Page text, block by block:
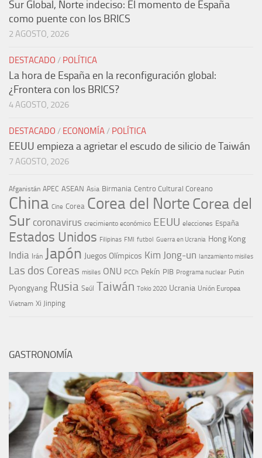
Sur Global, Norte indeciso: El momento de España
como puente con los BRICS
2 AGOSTO, 2026
DESTACADO / POLÍTICA
La hora de España en la reconfiguración global:
¿Frontera con los BRICS?
4 AGOSTO, 2026
DESTACADO / ECONOMÍA/ POLÍTICA
EEUU empieza a agrietar el escudo de silicio de Taiwán
7 AGOSTO, 2026
Afganistán APEC ASEAN Asia Birmania Centro Cultural Coreano
China Cine Corea Corea del NorteCorea del
Sur coronavirus crecimiento económico EEUU elecciones España
Estados Unidos Filipinas FMI futbol Guerra en Ucrania Hong Kong
India Irán Japón Juegos Olímpicos Kim Jong-un lanzamiento misiles
Las dos Coreas misiles ONU PCCh Pekín PIB Programa nuclear Putin
Pyongyang Rusia Seúl Taiwán Tokio 2020 Ucrania Unión Europea
Vietnam Xi Jinping
GASTRONOMÍA